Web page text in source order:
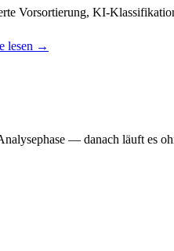
Vorsortierung, KI-
lesen →
— danach läuft es